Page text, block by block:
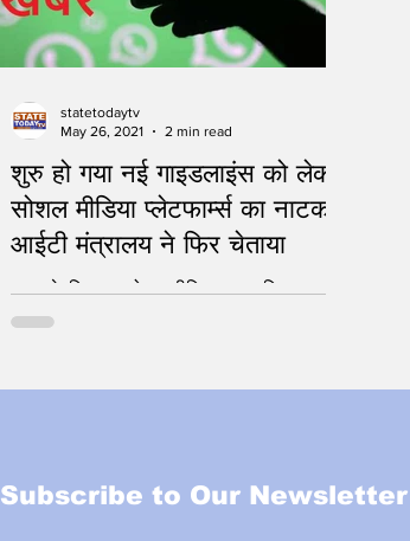
शुरु हो गया नई गाइडलाइंस को लेकर
सोशल मीडिया प्लेटफार्म्स का नाटक –
आईटी मंत्रालय ने फिर चेताया
भारत के खिलाफ सोशल मीडिया पर साजिश
statetodaytv
May 26, 2021
2 min read
Subscribe to Our Newsletter